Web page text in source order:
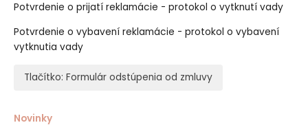
Potvrdenie o prijatí reklamácie - protokol o vytknutí vady
Potvrdenie o vybavení reklamácie - protokol o vybavení
vytknutia vady
Tlačítko: Formulár odstúpenia od zmluvy
Novinky